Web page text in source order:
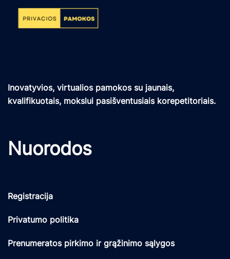
Inovatyvios, virtualios pamokos su jaunais,
kvalifikuotais, mokslui pasišventusiais korepetitoriais.
Nuorodos
Registracija
Privatumo politika
Prenumeratos pirkimo ir grąžinimo sąlygos